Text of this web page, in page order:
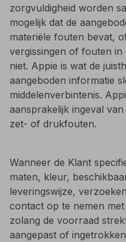
zorgvuldigheid worden
mogelijk dat de
materiële fouten bevat,
vergissingen of fouten
niet. Appie is wat de
aangeboden informatie
middelenverbintenis.
aansprakelijk ingeval
zet- of drukfouten.
Wanneer de Klant
maten, kleur,
leveringswijze,
contact op te nemen
zolang de voorraad
aangepast of